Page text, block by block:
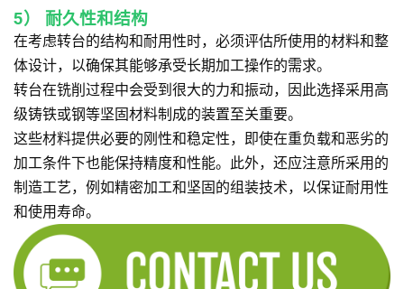
5） 耐久性和结构
在考虑转台的结构和耐用性时，必须评估所使用的材料和整
体设计，以确保其能够承受长期加工操作的需求。
转台在铣削过程中会受到很大的力和振动，因此选择采用高
级铸铁或钢等坚固材料制成的装置至关重要。
这些材料提供必要的刚性和稳定性，即使在重负载和恶劣的
加工条件下也能保持精度和性能。此外，还应注意所采用的
制造工艺，例如精密加工和坚固的组装技术，以保证耐用性
和使用寿命。